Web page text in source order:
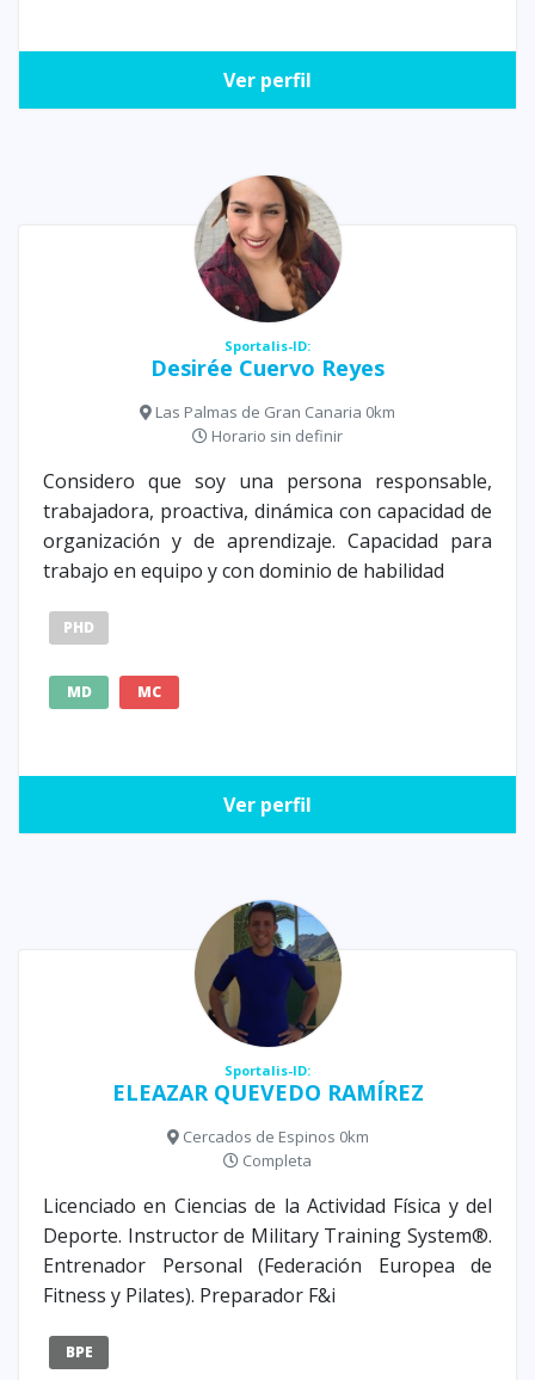
Ver perfil
Sportalis-ID:
Desirée Cuervo Reyes
Las Palmas de Gran Canaria 0km
Horario sin definir
Considero que soy una persona responsable,
trabajadora, proactiva, dinámica con capacidad de
organización y de aprendizaje. Capacidad para
trabajo en equipo y con dominio de habilidad
PHD
MD MC
Ver perfil
Sportalis-ID:
ELEAZAR QUEVEDO RAMÍREZ
Cercados de Espinos 0km
Completa
Licenciado en Ciencias de la Actividad Física y del
Deporte. Instructor de Military Training System®.
Entrenador Personal (Federación Europea de
Fitness y Pilates). Preparador F&i
BPE